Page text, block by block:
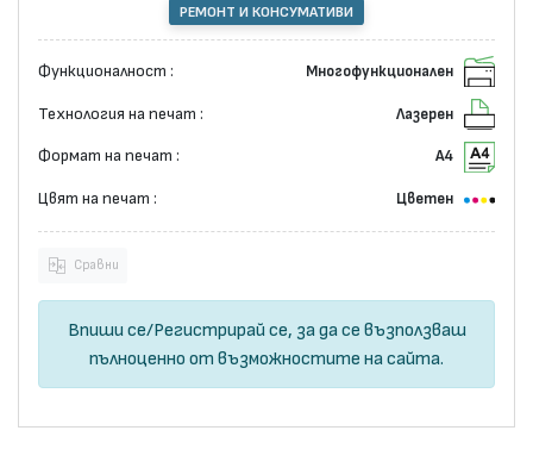
РЕМОНТ И КОНСУМАТИВИ
Функционалност : Многофункционален
Технология на печат : Лазерен
Формат на печат : А4
Цвят на печат : Цветен
Сравни
Впиши се/Регистрирай се, за да се възползваш
пълноценно от възможностите на сайта.